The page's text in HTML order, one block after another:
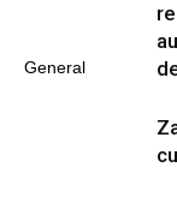
General